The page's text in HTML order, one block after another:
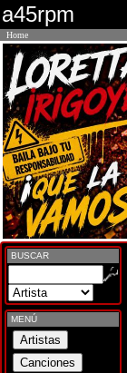
a45rpm
Home
BUSCAR
MENÚ